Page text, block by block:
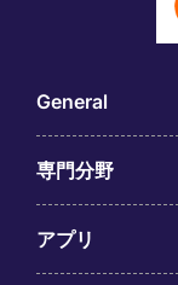
General
専門分野
アプリ